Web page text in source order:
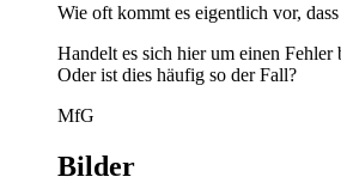
Wie oft kommt es eigentlich vor,
Handelt es sich hier um einen Fehler
Oder ist dies häufig so der Fall?
MfG
Bilder